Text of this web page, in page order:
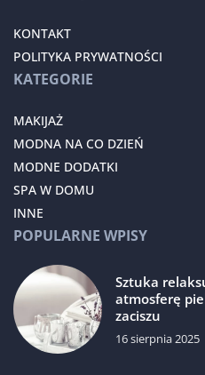
KONTAKT
POLITYKA PRYWATNOŚCI
KATEGORIE
MAKIJAŻ
MODNA NA CO DZIEŃ
MODNE DODATKI
SPA W DOMU
INNE
POPULARNE WPISY
Sztuka
atmosferę
zaciszu
16 sierpnia 2025